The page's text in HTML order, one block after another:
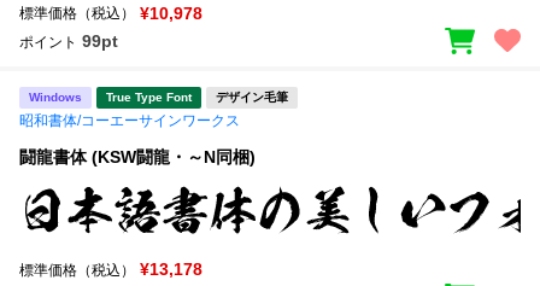
標準価格（税込） ¥10,978
ポイント 99pt
Windows True Type Font デザイン毛筆
昭和書体/コーエーサインワークス
闘龍書体 (KSW闘龍・～N同梱)
標準価格（税込） ¥13,178